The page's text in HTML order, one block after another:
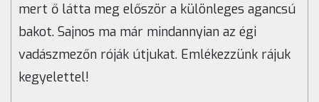
mert ő látta meg először a különleges agancsú
bakot. Sajnos ma már mindannyian az égi
vadászmezőn róják útjukat. Emlékezzünk rájuk
kegyelettel!